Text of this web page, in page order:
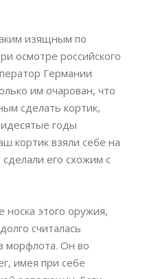
изящным по
осмотре российского
Германии
им очарован, что
сделать кортик,
годы
кортик взяли себе на
его схожим с
носка этого оружия,
считалась
морфлота. Он во
имея при себе